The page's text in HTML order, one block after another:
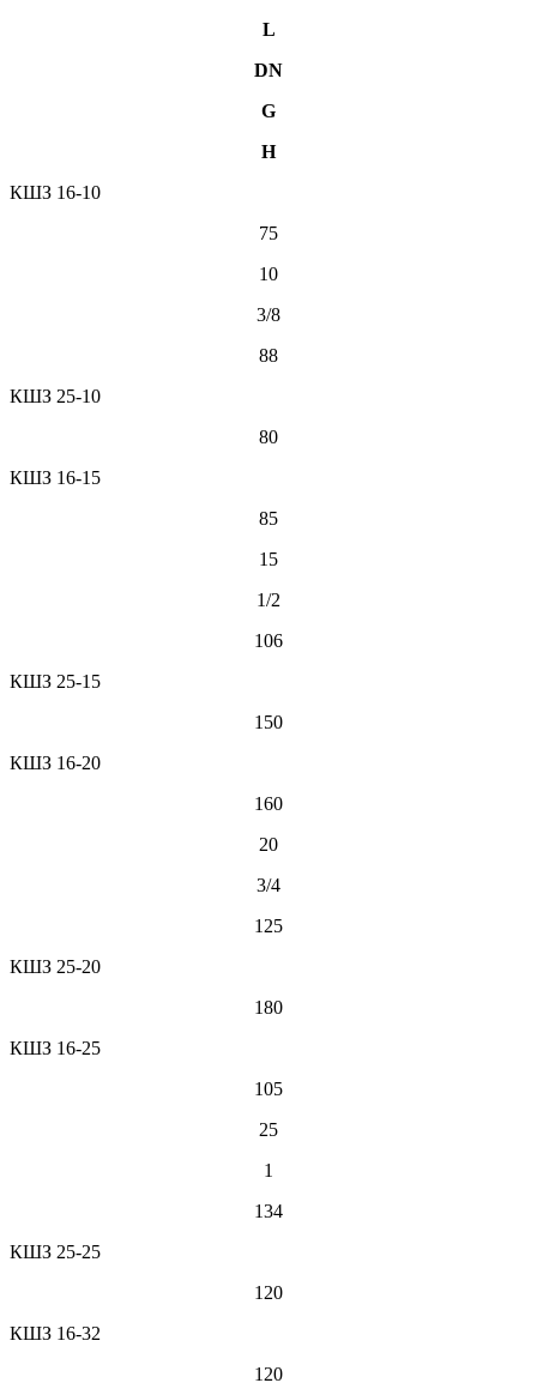
L
DN
G
Н
КШЗ 16-10
75
10
3/8
88
КШЗ 25-10
80
КШЗ 16-15
85
15
1/2
106
КШЗ 25-15
150
КШЗ 16-20
160
20
3/4
125
КШЗ 25-20
180
КШЗ 16-25
105
25
1
134
КШЗ 25-25
120
КШЗ 16-32
120